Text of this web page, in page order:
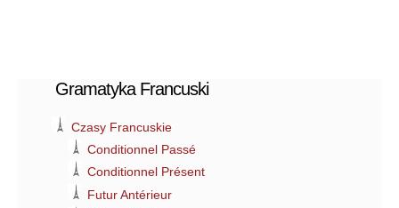
Gramatyka Francuski
Czasy Francuskie
Conditionnel Passé
Conditionnel Présent
Futur Antérieur